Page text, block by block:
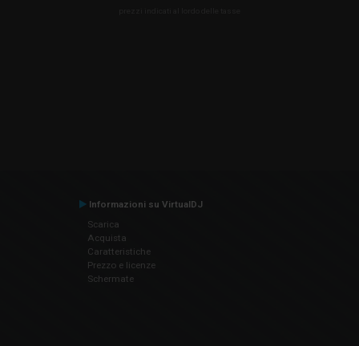
Informazioni su VirtualDJ
Scarica
Acquista
Caratteristiche
Prezzo e licenze
Schermate